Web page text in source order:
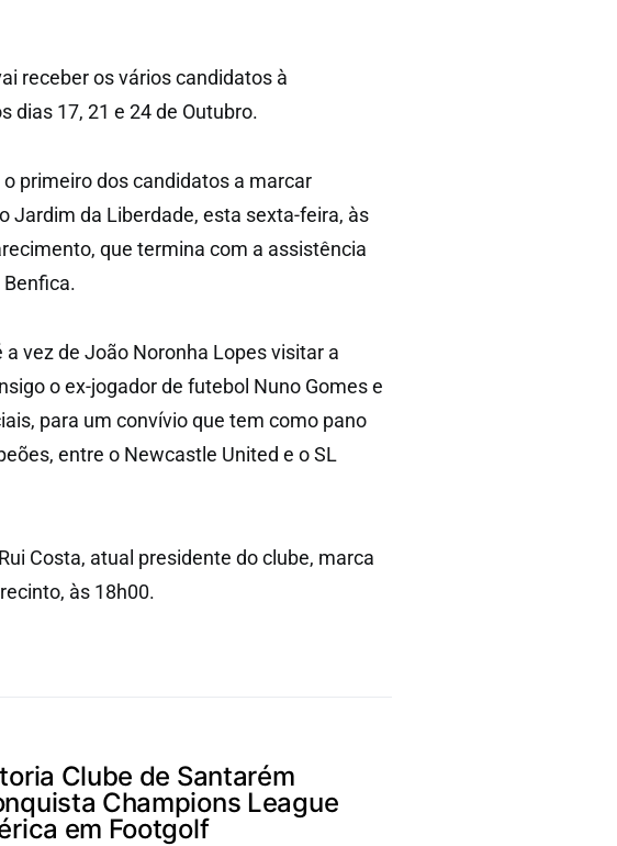
receber os vários candidatos à
dias 17, 21 e 24 de Outubro.
primeiro dos candidatos a marcar
Jardim da Liberdade, esta sexta-feira, às
que termina com a assistência
Benfica.
a vez de João Noronha Lopes visitar a
o ex-jogador de futebol Nuno Gomes e
para um convívio que tem como pano
entre o Newcastle United e o SL
Costa, atual presidente do clube, marca
às 18h00.
Clube de Santarém
Champions League
em Footgolf